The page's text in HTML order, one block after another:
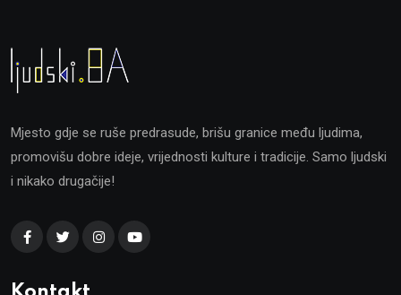
Mjesto gdje se ruše predrasude, brišu granice među ljudima,
promovišu dobre ideje, vrijednosti kulture i tradicije. Samo ljudski
i nikako drugačije!